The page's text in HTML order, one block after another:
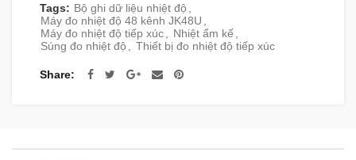
Tags: Bộ ghi dữ liệu nhiệt độ
Máy đo nhiệt độ 48 kênh JK48U
Máy đo nhiệt độ tiếp xúc
Nhiệt ẩm kế
Súng đo nhiệt độ
Thiết bị đo nhiệt độ tiếp xúc
Share